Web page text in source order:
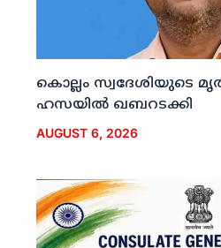
കൊല്ലം സ്വദേശിയുടെ
ഹസയില്‍ ഖബറടക്കി
AUGUST 6, 2026